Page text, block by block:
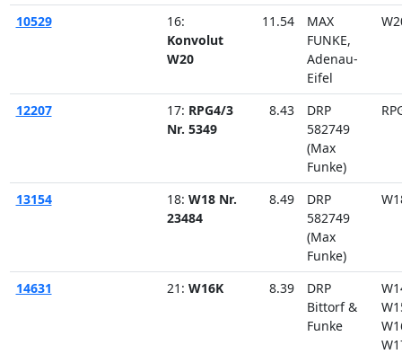
10529
16:
Konvolut
W20
11.54
MAX
FUNKE,
Adenau-
Eifel
12207 17: RPG4/3
Nr. 5349
8.43
DRP
582749
(Max
Funke)
13154 18: W18 Nr.
23484
8.49
DRP
582749
(Max
Funke)
14631 21: W16K 8.39
DRP
Bittorf &
Funke